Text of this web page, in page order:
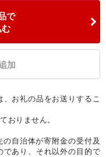
で
加
、お礼の品をお送りするこ
おりません。
自治体が寄附金の受付及
であり、それ以外の目的で